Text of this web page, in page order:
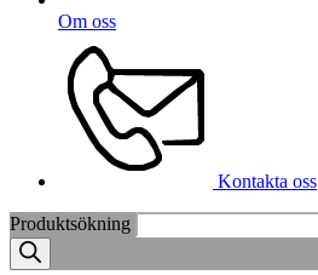
Om oss
Kontakta oss
Produktsökning